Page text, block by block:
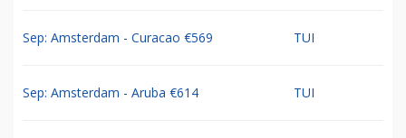
Sep: Amsterdam - Curacao €569 TUI
Sep: Amsterdam - Aruba €614 TUI